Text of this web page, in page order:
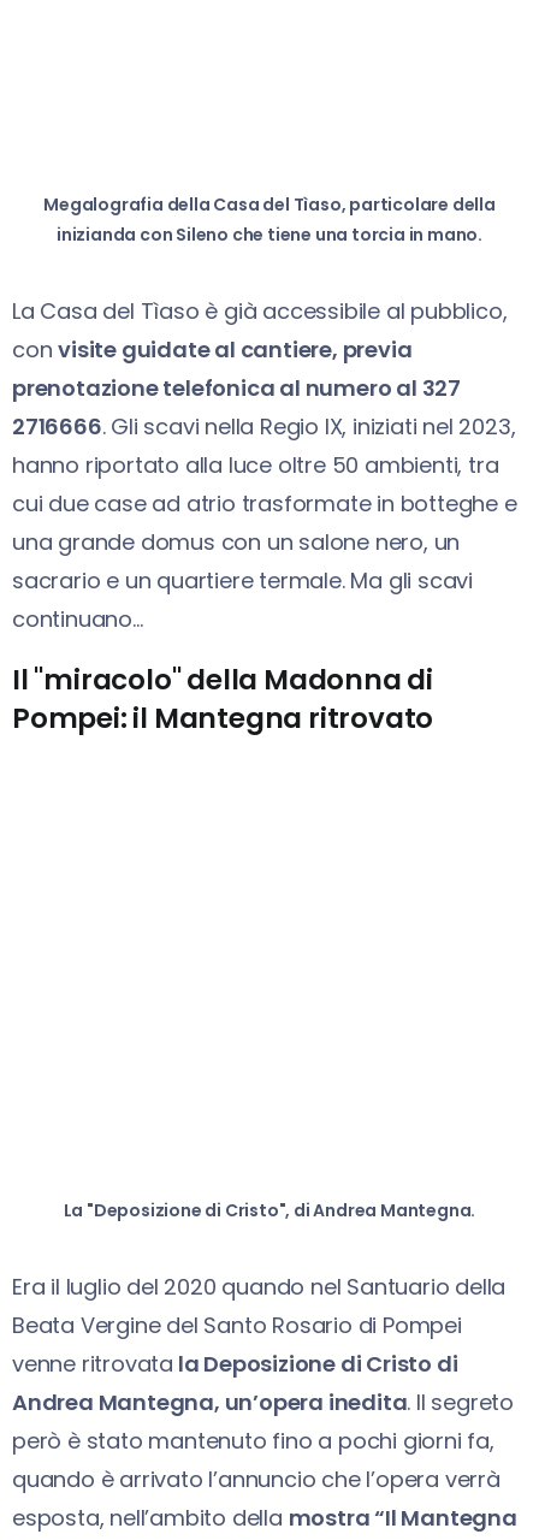
Megalografia della Casa del Tìaso, particolare della
inizianda con Sileno che tiene una torcia in mano.
La Casa del Tìaso è già accessibile al pubblico,
convisite guidate al cantiere, previa
prenotazione telefonica al numero al 327
2716666. Gli scavi nella Regio IX, iniziati nel 2023,
hanno riportato alla luce oltre 50 ambienti, tra
cui due case ad atrio trasformate in botteghe e
una grande domus con un salone nero, un
sacrario e un quartiere termale. Ma gli scavi
continuano…
Il "miracolo" della Madonna di
Pompei: il Mantegna ritrovato
La "Deposizione di Cristo", di Andrea Mantegna.
Era il luglio del 2020 quando nel Santuario della
Beata Vergine del Santo Rosario di Pompei
venne ritrovata la Deposizione di Cristo di
Andrea Mantegna, un’opera inedita. Il segreto
però è stato mantenuto fino a pochi giorni fa,
quando è arrivato l’annuncio che l’opera verrà
esposta, nell’ambito della mostra “Il Mantegna